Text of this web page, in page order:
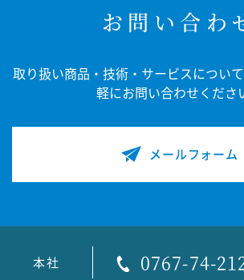
お問い合わ
取り扱い商品・技術・サービスについて
軽にお問い合わせくださ
メールフォーム
本社 0767-74-